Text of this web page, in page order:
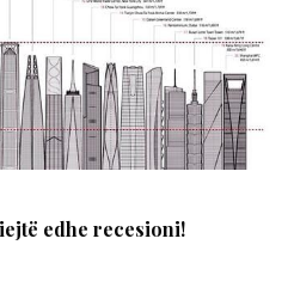
edhe recesioni!